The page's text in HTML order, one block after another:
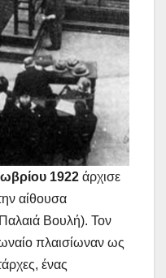
1922 άρχισε
αίθουσα
Βουλή). Τον
πλαισίωναν ως
ένας